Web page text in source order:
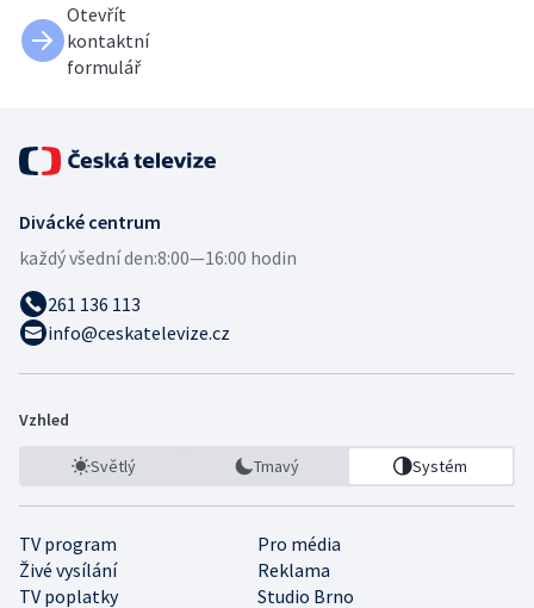
Otevřít
kontaktní
formulář
Divácké centrum
každý všední den:8:00—16:00 hodin
261 136 113
info@ceskatelevize.cz
Vzhled
Světlý Tmavý Systém
TV program
Pro média
Živé vysílání
Reklama
TV poplatky
Studio Brno